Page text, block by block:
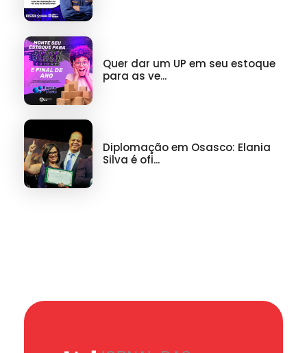
Quer dar um UP em seu estoque
para as ve...
Diplomação em Osasco: Elania
Silva é ofi...